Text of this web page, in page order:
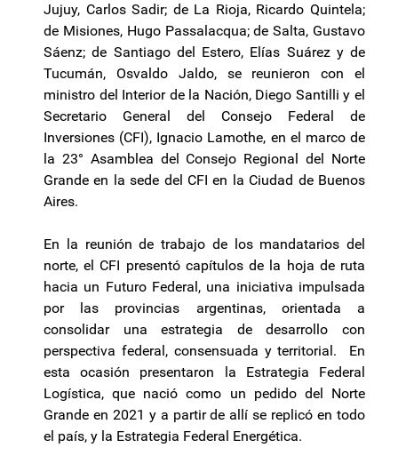
Jujuy, Carlos Sadir; de La Rioja, Ricardo Quintela;
de Misiones, Hugo Passalacqua; de Salta, Gustavo
Sáenz; de Santiago del Estero, Elías Suárez y de
Tucumán, Osvaldo Jaldo, se reunieron con el
ministro del Interior de la Nación, Diego Santilli y el
Secretario General del Consejo Federal de
Inversiones (CFI), Ignacio Lamothe, en el marco de
la 23° Asamblea del Consejo Regional del Norte
Grande en la sede del CFI en la Ciudad de Buenos
Aires.
En la reunión de trabajo de los mandatarios del
norte, el CFI presentó capítulos de la hoja de ruta
hacia un Futuro Federal, una iniciativa impulsada
por las provincias argentinas, orientada a
consolidar una estrategia de desarrollo con
perspectiva federal, consensuada y territorial. En
esta ocasión presentaron la Estrategia Federal
Logística, que nació como un pedido del Norte
Grande en 2021 y a partir de allí se replicó en todo
el país, y la Estrategia Federal Energética.